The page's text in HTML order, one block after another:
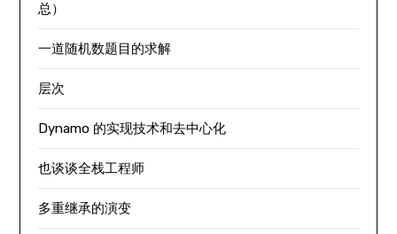
总）
一道随机数题目的求解
层次
Dynamo 的实现技术和去中心化
也谈谈全栈工程师
多重继承的演变